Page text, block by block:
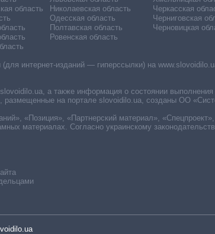
область
Николаевская область
Одесская область
Полтавская область
Ровенская область
Черкасская
Черниговская
Черновицкая
интернет-изданий — гиперссылки) на
а также информация о состоянии выполнения
на портале slovoidilo.ua, созданы ОО
«Позиция», «Партнерский материал»,
материалах. Согласно украинскому